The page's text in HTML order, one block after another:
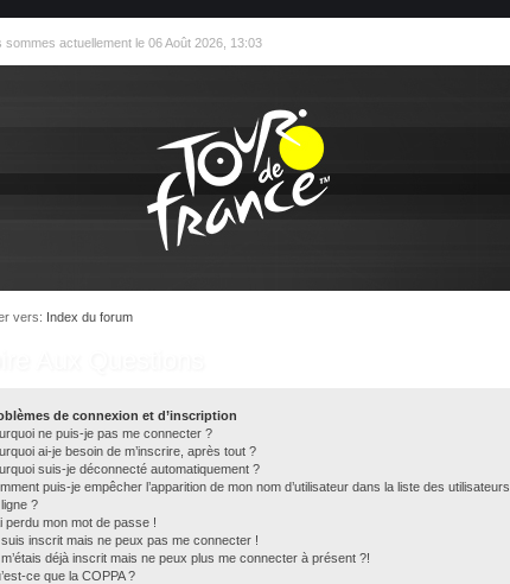
sommes actuellement le 06 Août 2026, 13:03
vers: Index du forum
de connexion et d’inscription
ne puis-je pas me connecter ?
ai-je besoin de m’inscrire, après tout ?
suis-je déconnecté automatiquement ?
puis-je empêcher l’apparition de mon nom d’utilisateur dans la liste des utilisateurs
?
perdu mon mot de passe !
inscrit mais ne peux pas me connecter !
déjà inscrit mais ne peux plus me connecter à présent ?!
ce que la COPPA ?